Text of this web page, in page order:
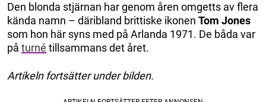
Den blonda stjärnan har genom åren omgetts av flera
kända namn – däribland brittiske ikonen Tom Jones
som hon här syns med på Arlanda 1971. De båda var
på turné tillsammans det året.
Artikeln fortsätter under bilden.